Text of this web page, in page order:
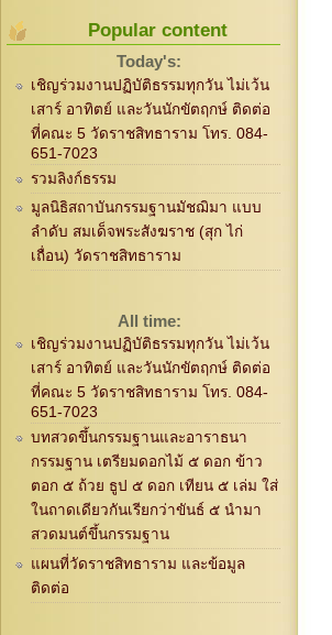
Popular content
Today's:
เชิญร่วมงานปฏิบัติธรรมทุกวัน ไม่เว้น
เสาร์ อาทิตย์ และวันนักขัตฤกษ์ ติดต่อ
ที่คณะ 5 วัดราชสิทธาราม โทร. 084-
651-7023
รวมลิงก์ธรรม
มูลนิธิสถาบันกรรมฐานมัชฌิมา แบบ
ลำดับ สมเด็จพระสังฆราช (สุก ไก่
เถื่อน) วัดราชสิทธาราม
All time:
เชิญร่วมงานปฏิบัติธรรมทุกวัน ไม่เว้น
เสาร์ อาทิตย์ และวันนักขัตฤกษ์ ติดต่อ
ที่คณะ 5 วัดราชสิทธาราม โทร. 084-
651-7023
บทสวดขึ้นกรรมฐานและอาราธนา
กรรมฐาน เตรียมดอกไม้ ๕ ดอก ข้าว
ตอก ๕ ถ้วย ธูป ๕ ดอก เทียน ๕ เล่ม ใส่
ในถาดเดียวกันเรียกว่าขันธ์ ๕ นำมา
สวดมนต์ขึ้นกรรมฐาน
แผนที่วัดราชสิทธาราม และข้อมูล
ติดต่อ